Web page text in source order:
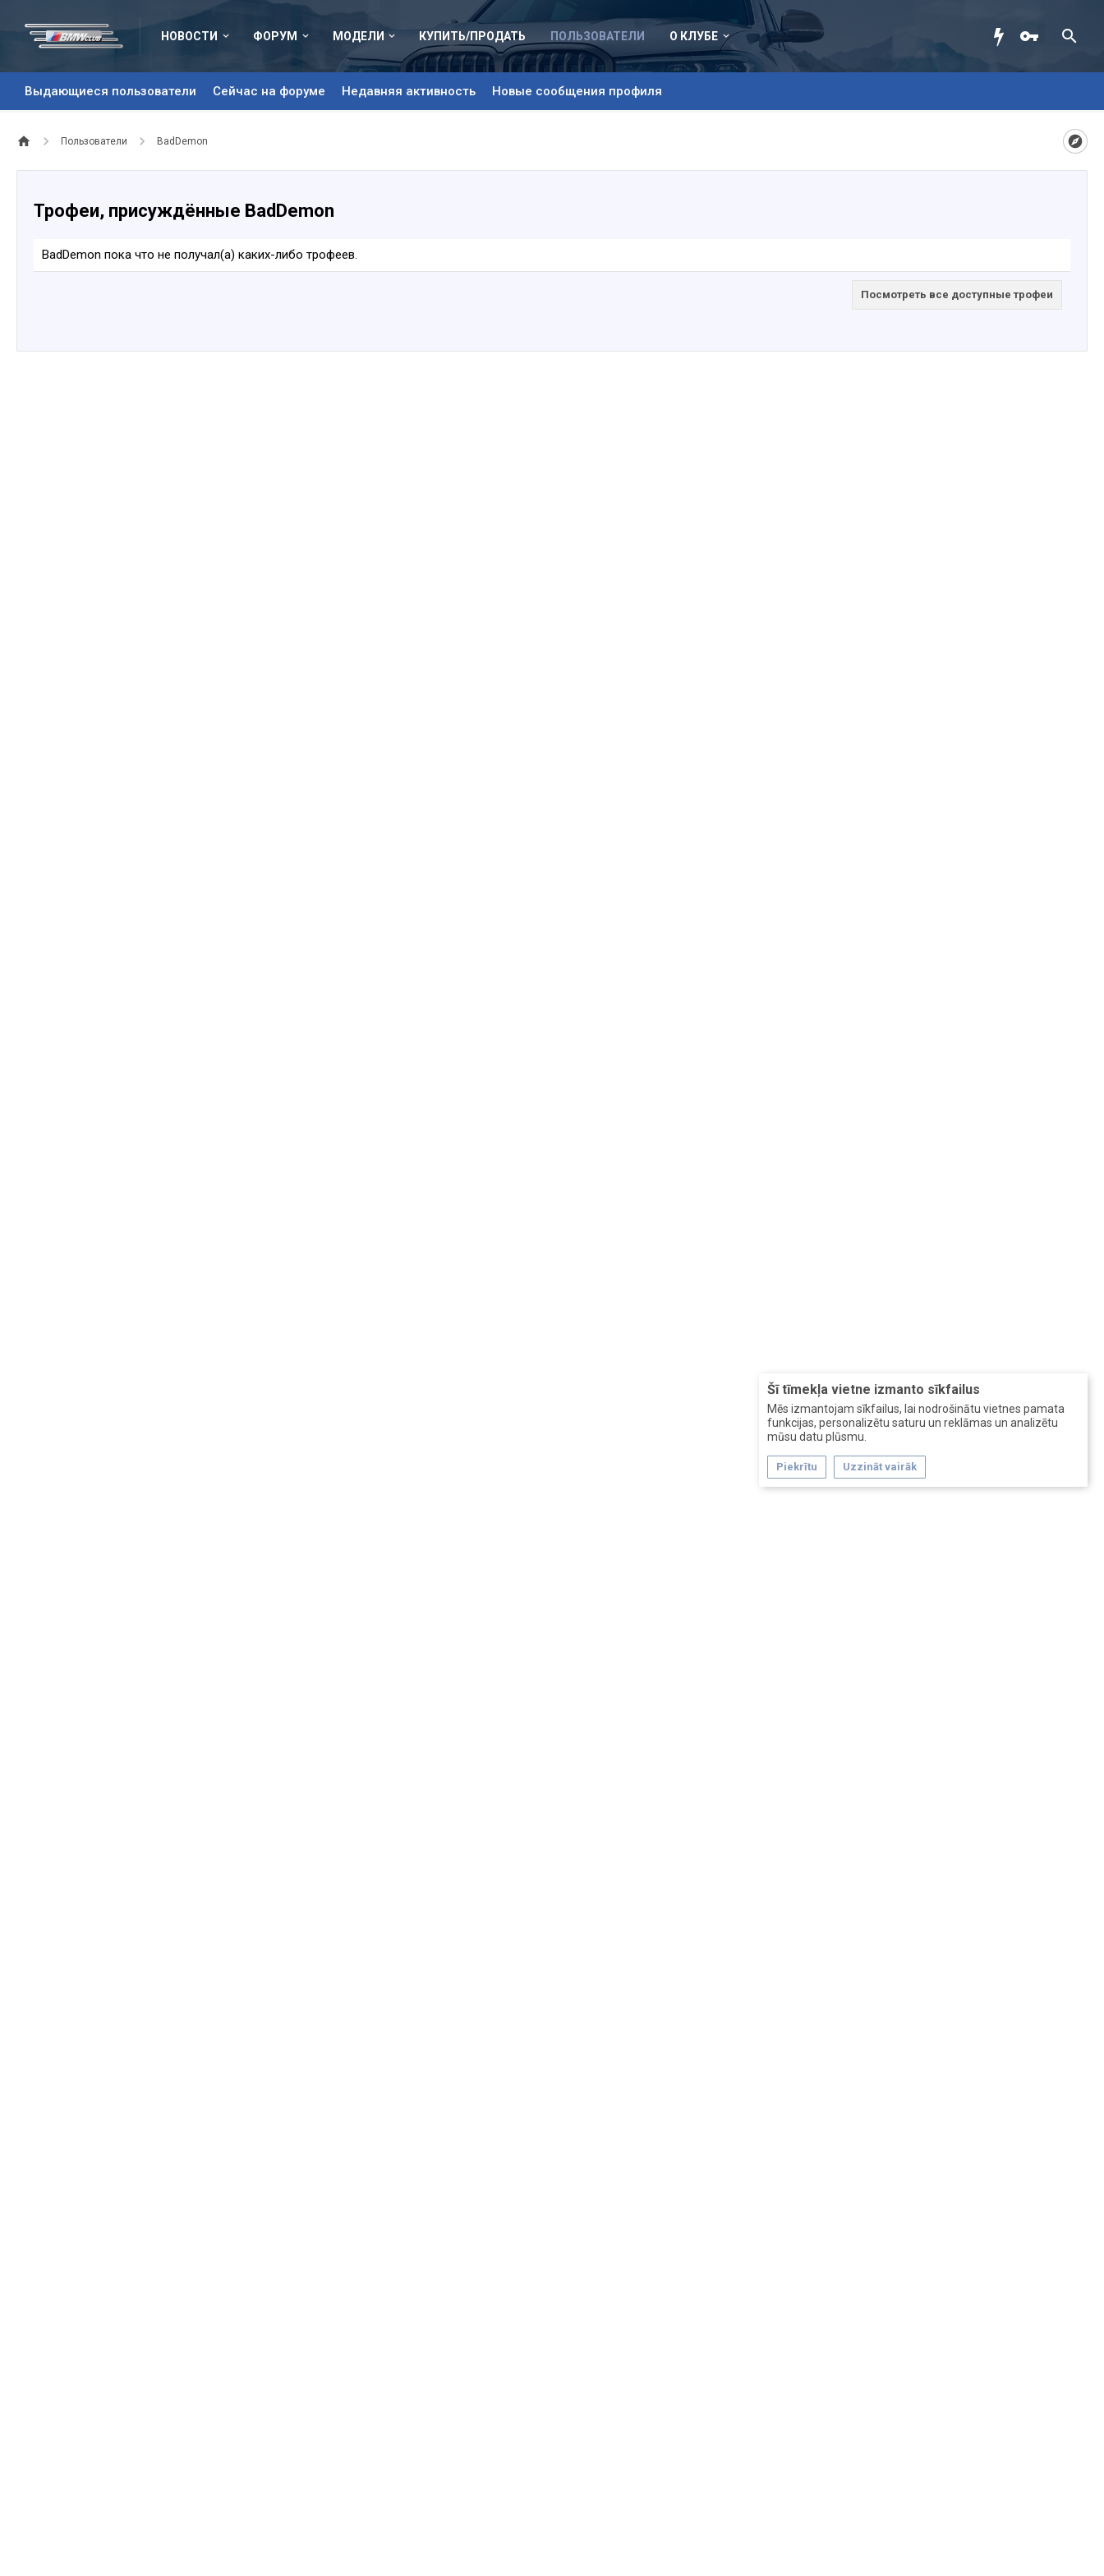
НОВОСТИ ФОРУМ МОДЕЛИ КУПИТЬ/ПРОДАТЬ ПОЛЬЗОВАТЕЛИ
Выдающиеся пользователи Сейчас на форуме Недавняя активность Новые сообщения профиля
О КЛУБЕ
Пользователи BadDemon
Šī tīmekļa vietne izmanto sīkfailus
Mēs izmantojam sīkfailus, lai nodrošinātu vietnes pamata
funkcijas, personalizētu saturu un reklāmas un analizētu
mūsu datu plūsmu.
Piekrītu Uzzināt vairāk
Трофеи, присуждённые BadDemon
BadDemon пока что не получал(а) каких-либо трофеев.
Посмотреть все доступные трофеи